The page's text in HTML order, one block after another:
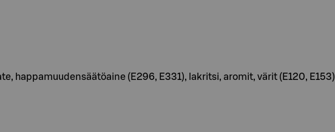
happamuudensäätöaine (E296, E331), lakritsi, aromit, värit (E120, E153)